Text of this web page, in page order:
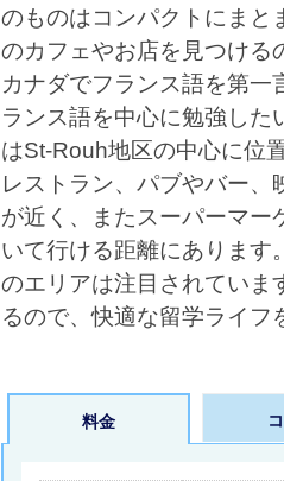
のものはコンパクトにまと
のカフェやお店を見つける
カナダでフランス語を第
ランス語を中心に勉強した
はSt-Rouh地区の中心に位
レストラン、パブやバー
が近く、またスーパーマー
いて行ける距離にあります
のエリアは注目されていま
るので、快適な留学ライフ
料金